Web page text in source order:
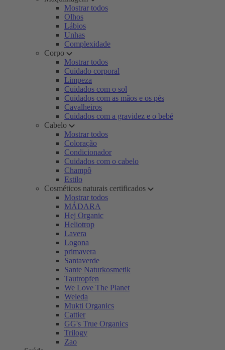
Mostrar todos
Olhos
Lábios
Unhas
Complexidade
Corpo
Mostrar todos
Cuidado corporal
Limpeza
Cuidados com o sol
Cuidados com as mãos e os pés
Cavalheiros
Cuidados com a gravidez e o bebé
Cabelo
Mostrar todos
Coloração
Condicionador
Cuidados com o cabelo
Champô
Estilo
Cosméticos naturais certificados
Mostrar todos
MÁDARA
Hej Organic
Heliotrop
Lavera
Logona
primavera
Santaverde
Sante Naturkosmetik
Tautropfen
We Love The Planet
Weleda
Mukti Organics
Cattier
GG's True Organics
Trilogy
Zao